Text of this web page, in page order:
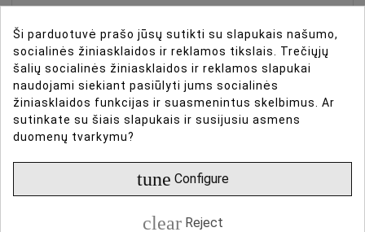
Su 96+ CRI ir TLCI, šis rinkinys puikiai tinka interviu,
fotografijai ir vietinėms fotosesijoms, kurioms
reikalingas galingas apšvietimas.
Nuotolinis valdymas
Valdykite kelias šviesas iš daugiau nei 30 metrų
naudodami Dracast DRX programėlę iOS ir Android,
Ši parduotuvė prašo jūsų sutikti su slapukais našumo,
socialinės žiniasklaidos ir reklamos tikslais. Trečiųjų
šalių socialinės žiniasklaidos ir reklamos slapukai
naudojami siekiant pasiūlyti jums socialinės
žiniasklaidos funkcijas ir suasmenintus skelbimus. Ar
sutinkate su šiais slapukais ir susijusiu asmens
duomenų tvarkymu?
tune Configure
clear Reject